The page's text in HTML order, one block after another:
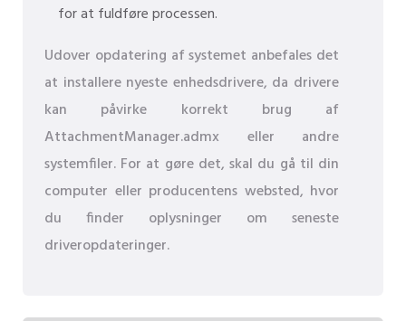
for at fuldføre processen.
Udover opdatering af systemet anbefales det
at installere nyeste enhedsdrivere, da drivere
kan påvirke korrekt brug af
AttachmentManager.admx eller andre
systemfiler. For at gøre det, skal du gå til din
computer eller producentens websted, hvor
du finder oplysninger om seneste
driveropdateringer.